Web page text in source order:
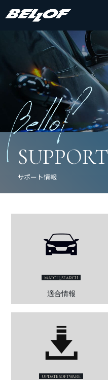
SUPPORT
サポート情報
MATCH_SEARCH
適合情報
UPDATE SOFTWARE